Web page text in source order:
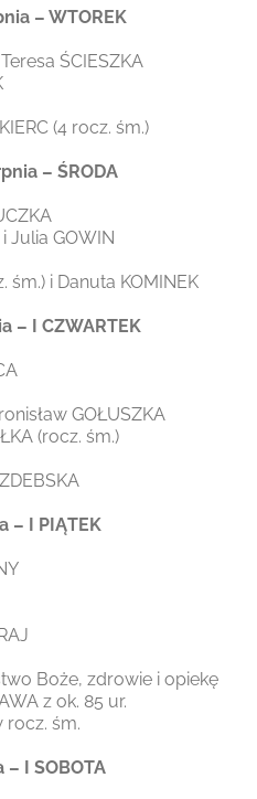
– WTOREK
ŚCIESZKA
(4 rocz. śm.)
– ŚRODA
Julia GOWIN
śm.) i Danuta KOMINEK
– I CZWARTEK
GOŁUSZKA
(rocz. śm.)
– I PIĄTEK
Boże, zdrowie i opiekę
z ok. 85 ur.
rocz. śm.
– I SOBOTA